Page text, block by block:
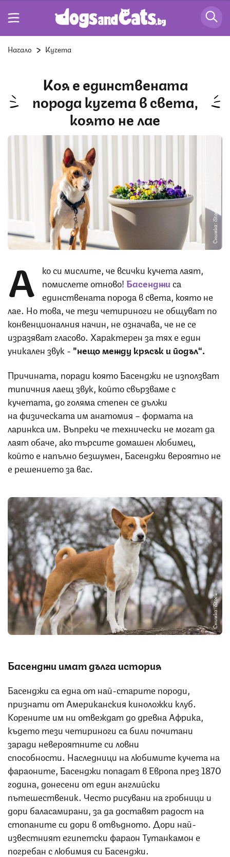
Начало Кучета
Коя е единствената
порода кучета в света,
която не лае
Снимка: iStock
А
ко си мислите, че всички кучета лаят,
помислете отново! Басенджиса
единствената порода в света, която не
лае. Но това, че тези четириноги не общуват по
конвенционалния начин, не означава, че не се
изразяват гласово. Характерен за тях е един
уникален звук - "нещо между крясък и йодъл“.
Причината, поради която Басенджи не използват
типичния лаещ звук, който свързваме с
кучетата, до голяма степен се дължи
на физическата им анатомия – формата на
ларинкса им. Въпреки че технически не могат да
лаят обаче, ако търсите домашен любимец,
който е напълно безшумен, Басенджи вероятно не
е решението за вас.
Снимка: iStock
Басенджи имат дълга история
Басенджи са една от най-старите породи,
признати от Американския киноложки клуб.
Корените им ни отвеждат до древна Африка,
където тези четириноги са били почитани
заради невероятните си ловни
способности. Наследници на любимите кучета на
фараоните, Басенджи попадат в Европа през 1870
година, донесени от един английски
пътешественик. Често рисувани на гробници и
дори баласамирани, за да доставят радост на
стопаните си дори в отвъдното. Дори най-
известният египетски фараон Тутанкамон е
погребан с любимия си Басенджи.